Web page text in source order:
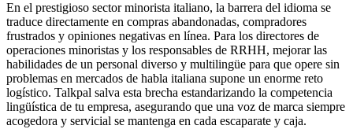
En el prestigioso sector minorista italiano, la barrera del idioma se
traduce directamente en compras abandonadas, compradores
frustrados y opiniones negativas en línea. Para los directores de
operaciones minoristas y los responsables de RRHH, mejorar las
habilidades de un personal diverso y multilingüe para que opere sin
problemas en mercados de habla italiana supone un enorme reto
logístico. Talkpal salva esta brecha estandarizando la competencia
lingüística de tu empresa, asegurando que una voz de marca siempre
acogedora y servicial se mantenga en cada escaparate y caja.